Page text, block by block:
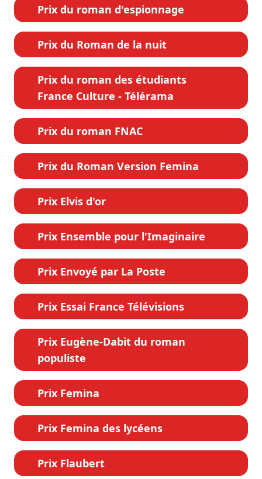
Prix du roman d'espionnage
Prix du Roman de la nuit
Prix du roman des étudiants
France Culture - Télérama
Prix du roman FNAC
Prix du Roman Version Femina
Prix Elvis d'or
Prix Ensemble pour l'Imaginaire
Prix Envoyé par La Poste
Prix Essai France Télévisions
Prix Eugène-Dabit du roman
populiste
Prix Femina
Prix Femina des lycéens
Prix Flaubert